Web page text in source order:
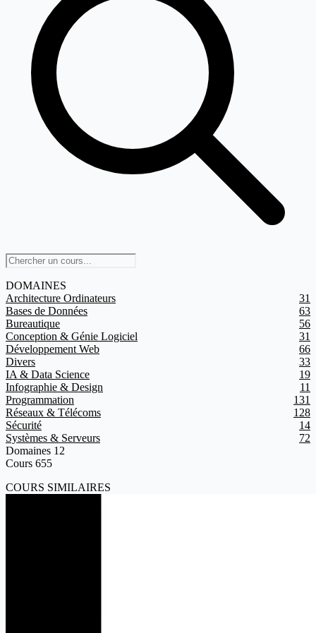
DOMAINES
Architecture Ordinateurs
31
Bases de Données
63
Bureautique
56
Conception & Génie Logiciel
31
Développement Web
66
Divers
33
IA & Data Science
19
Infographie & Design
11
Programmation
131
Réseaux & Télécoms
128
Sécurité
14
Systèmes & Serveurs
72
Domaines 12
Cours 655
COURS SIMILAIRES